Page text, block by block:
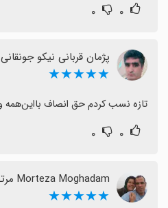
۰ ۰
پژمان قربانی نیکو جونقانی
★★★★★
تازه نسب کردم حق انصاف بااین‌همه وجت خوب دیگه
۰ ۰
Morteza Moghadam مرتضی مقدم
★★★★★